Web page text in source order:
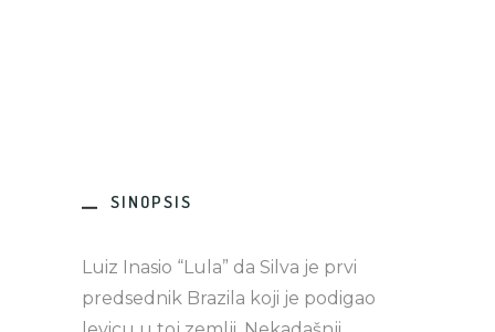
SINOPSIS
Luiz Inasio “Lula” da Silva je prvi
predsednik Brazila koji je podigao